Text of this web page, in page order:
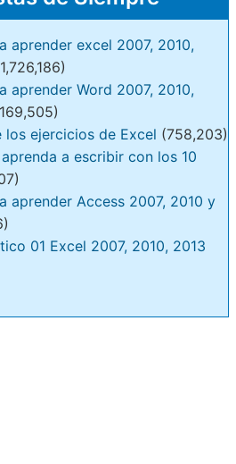
aprender excel 2007, 2010,
aprender Word 2007, 2010,
los ejercicios de Excel (758,203)
a escribir con los 10
aprender Access 2007, 2010 y
01 Excel 2007, 2010, 2013